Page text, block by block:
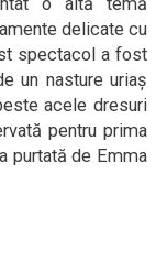
o altă temă
delicate cu
spectacol a fost
un nasture uriaș
acele dresuri
pentru prima
purtată de Emma